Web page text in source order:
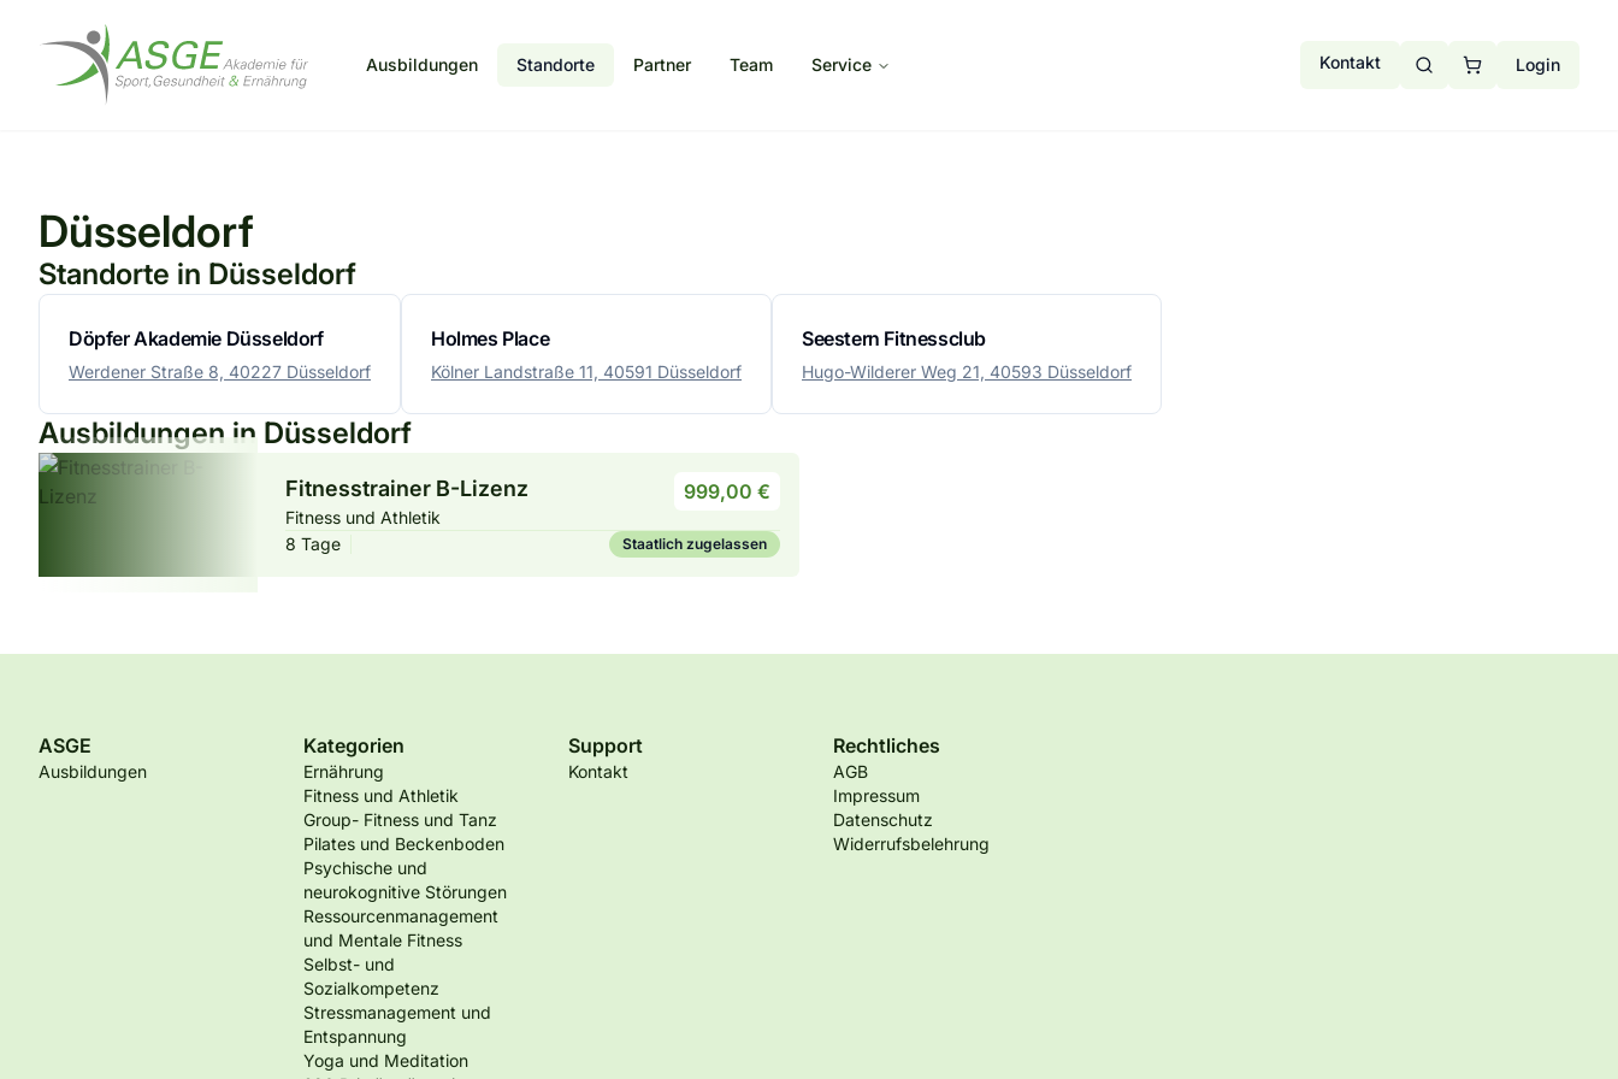
Ausbildungen Standorte Partner Team Service Kontakt
KurssucheWarenkorb
Login
Düsseldorf
Standorte in Düsseldorf
Döpfer Akademie Düsseldorf
Werdener Straße 8, 40227 Düsseldorf
Holmes Place
Kölner Landstraße 11, 40591 Düsseldorf
Seestern Fitnessclub
Hugo-Wilderer Weg 21, 40593 Düsseldorf
Ausbildungen in Düsseldorf
Fitnesstrainer B-Lizenz
Fitness und Athletik
999,00 €
8 Tage Staatlich zugelassen
ASGE
Ausbildungen
Kategorien
Ernährung
Fitness und Athletik
Group- Fitness und Tanz
Pilates und Beckenboden
Psychische und
neurokognitive Störungen
Ressourcenmanagement
und Mentale Fitness
Selbst- und
Sozialkompetenz
Stressmanagement und
Entspannung
Yoga und Meditation
Support
Kontakt
Rechtliches
AGB
Impressum
Datenschutz
Widerrufsbelehrung